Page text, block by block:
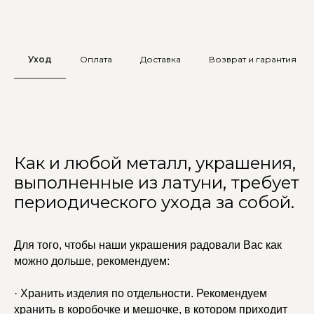
Уход Оплата Доставка Возврат и гарантия
Как и любой металл, украшения,
выполненные из латуни, требует
периодического ухода за собой.
Для того, чтобы наши украшения радовали Вас как
можно дольше, рекомендуем:
· Хранить изделия по отдельности. Рекомендуем
хранить в коробочке и мешочке, в котором приходит